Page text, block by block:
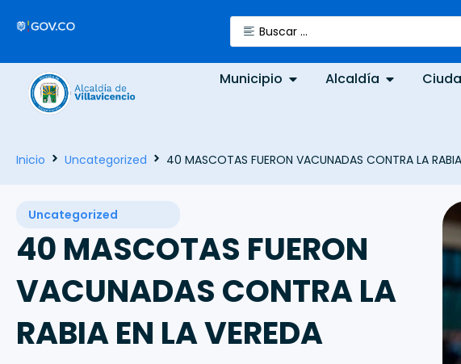
Municipio Alcaldía
Inicio Uncategorized 40 MASCOTAS FUERON VACUNADAS CONTRA LA RABIA
Uncategorized
40 MASCOTAS FUERON
VACUNADAS CONTRA LA
RABIA EN LA VEREDA